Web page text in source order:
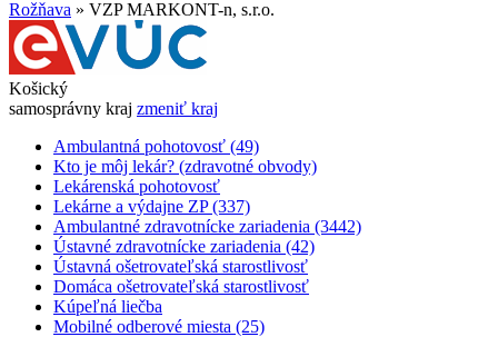
Rožňava » VZP MARKONT-n, s.r.o.
Košický
samosprávny kraj zmeniť kraj
Ambulantná pohotovosť (49)
Kto je môj lekár? (zdravotné obvody)
Lekárenská pohotovosť
Lekárne a výdajne ZP (337)
Ambulantné zdravotnícke zariadenia (3442)
Ústavné zdravotnícke zariadenia (42)
Ústavná ošetrovateľská starostlivosť
Domáca ošetrovateľská starostlivosť
Kúpeľná liečba
Mobilné odberové miesta (25)